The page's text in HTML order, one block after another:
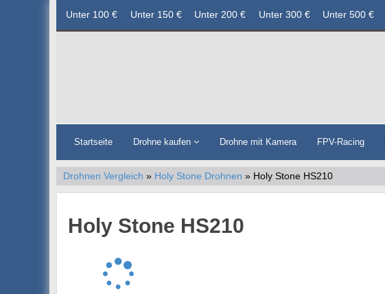
Unter 100 € Unter 150 € Unter 200 € Unter 300 € Unter 500 €
Startseite Drohne kaufen Drohne mit Kamera FPV-Racing
Drohnen Vergleich » Holy Stone Drohnen » Holy Stone HS210
Holy Stone HS210